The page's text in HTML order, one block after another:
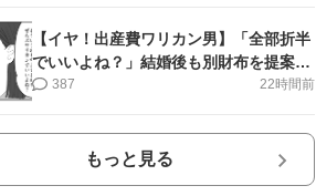
【イヤ！出産費ワリカン男】「全部折半
でいいよね？」結婚後も別財布を提案＜
第10話＞#4コマ母道場
22時間前
387
もっと見る